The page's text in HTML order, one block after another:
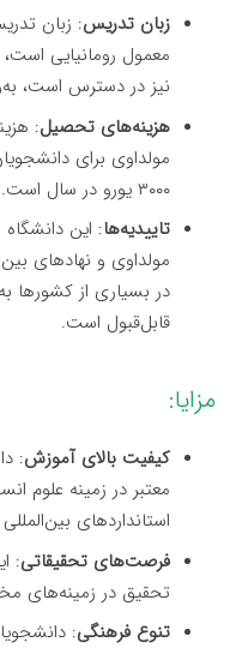
زبان تدریس: زبان
معمول رومانیایی است،
نیز در دسترس است،
هزینه‌های تحصیل:
۳۰۰۰ یورو در سال است.
تاییدیه‌ها: این
مولداوی و نهادهای
در بسیاری از کشورها
قابل‌قبول است.
مزایا:
کیفیت بالای آموزش:
معتبر در زمینه علوم
استانداردهای
فرصت‌های تحقیقاتی:
تحقیق در زمینه‌های
تنوع فرهنگی: